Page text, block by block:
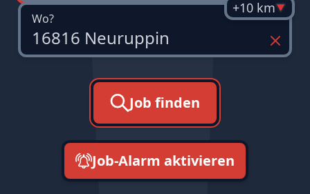
Wo?
+10 km
Job finden
Job-Alarm aktivieren